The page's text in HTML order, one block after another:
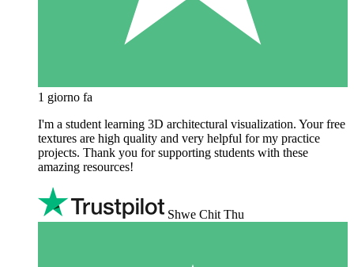
1 giorno fa
I'm a student learning 3D architectural visualization. Your free
textures are high quality and very helpful for my practice
projects. Thank you for supporting students with these
amazing resources!
Shwe Chit Thu